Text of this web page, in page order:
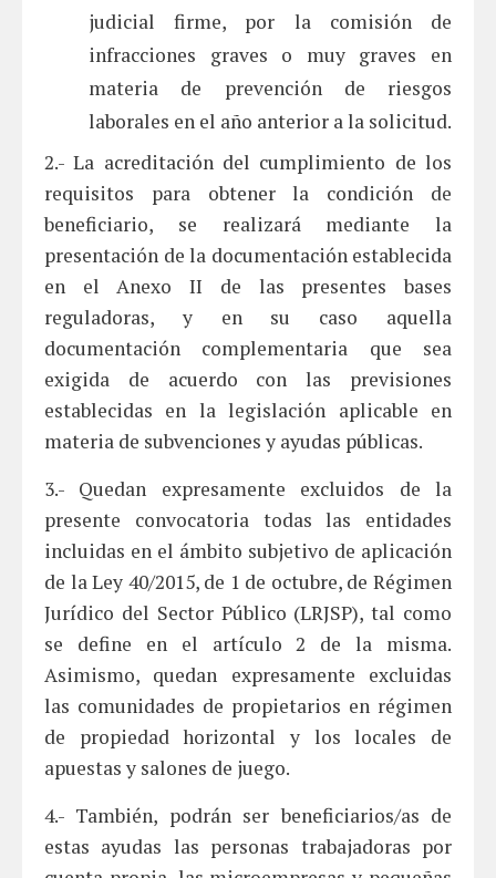
judicial firme, por la comisión de
infracciones graves o muy graves en
materia de prevención de riesgos
laborales en el año anterior a la solicitud.
2.- La acreditación del cumplimiento de los
requisitos para obtener la condición de
beneficiario, se realizará mediante la
presentación de la documentación establecida
en el Anexo II de las presentes bases
reguladoras, y en su caso aquella
documentación complementaria que sea
exigida de acuerdo con las previsiones
establecidas en la legislación aplicable en
materia de subvenciones y ayudas públicas.
3.- Quedan expresamente excluidos de la
presente convocatoria todas las entidades
incluidas en el ámbito subjetivo de aplicación
de la Ley 40/2015, de 1 de octubre, de Régimen
Jurídico del Sector Público (LRJSP), tal como
se define en el artículo 2 de la misma.
Asimismo, quedan expresamente excluidas
las comunidades de propietarios en régimen
de propiedad horizontal y los locales de
apuestas y salones de juego.
4.- También, podrán ser beneficiarios/as de
estas ayudas las personas trabajadoras por